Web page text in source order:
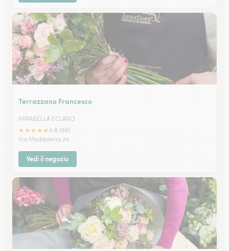
Terrazzano Francesco
MIRABELLA ECLANO
★★★★★4.8 (68)
Via Maddalena 24
Vedi il negozio